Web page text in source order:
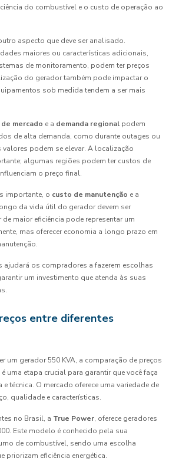
do combustível e o custo de operação ao
aspecto que deve ser analisado.
maiores ou características adicionais,
de monitoramento, podem ter preços
do gerador também pode impactar o
sob medida tendem a ser mais
mercado e a demanda regional podem
de alta demanda, como durante outages ou
valores podem se elevar. A localização
algumas regiões podem ter custos de
o preço final.
importante, o custo de manutenção e a
da vida útil do gerador devem ser
maior eficiência pode representar um
mas oferecer economia a longo prazo em
ajudará os compradores a fazerem escolhas
um investimento que atenda às suas
entre diferentes
um gerador 550 KVA, a comparação de preços
uma etapa crucial para garantir que você faça
técnica. O mercado oferece uma variedade de
qualidade e características.
no Brasil, a True Power, oferece geradores
Este modelo é conhecido pela sua
de combustível, sendo uma escolha
priorizam eficiência energética.